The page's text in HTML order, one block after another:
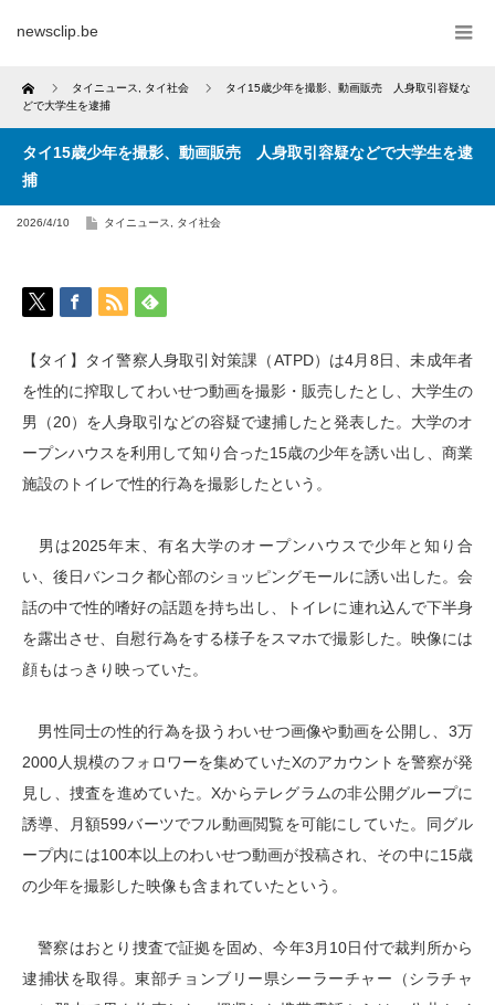
newsclip.be
Home タイニュース タイ社会
タイ15歳少年を撮影、動画販売 人身取引容疑な
どで大学生を逮捕
タイ15歳少年を撮影、動画販売 人身取引容疑などで大学生を逮
捕
2026/4/10 タイニュース タイ社会
【タイ】タイ警察人身取引対策課（ATPD）は4月8日、未成年者
を性的に搾取してわいせつ動画を撮影・販売したとし、大学生の
男（20）を人身取引などの容疑で逮捕したと発表した。大学のオ
ープンハウスを利用して知り合った15歳の少年を誘い出し、商業
施設のトイレで性的行為を撮影したという。
男は2025年末、有名大学のオープンハウスで少年と知り合
い、後日バンコク都心部のショッピングモールに誘い出した。会
話の中で性的嗜好の話題を持ち出し、トイレに連れ込んで下半身
を露出させ、自慰行為をする様子をスマホで撮影した。映像には
顔もはっきり映っていた。
男性同士の性的行為を扱うわいせつ画像や動画を公開し、3万
2000人規模のフォロワーを集めていたXのアカウントを警察が発
見し、捜査を進めていた。Xからテレグラムの非公開グループに
誘導、月額599バーツでフル動画閲覧を可能にしていた。同グル
ープ内には100本以上のわいせつ動画が投稿され、その中に15歳
の少年を撮影した映像も含まれていたという。
警察はおとり捜査で証拠を固め、今年3月10日付で裁判所から
逮捕状を取得。東部チョンブリー県シーラーチャー（シラチャ